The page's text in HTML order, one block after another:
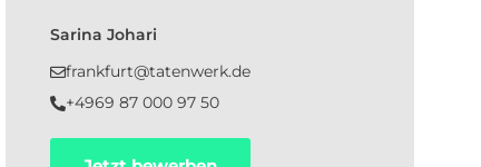
Sarina Johari
frankfurt@tatenwerk.de
+4969 87 000 97 50